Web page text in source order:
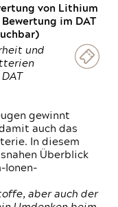
von Lithium
im DAT
und
gewinnt
auch das
In diesem
Überblick
Ionen-
aber auch der